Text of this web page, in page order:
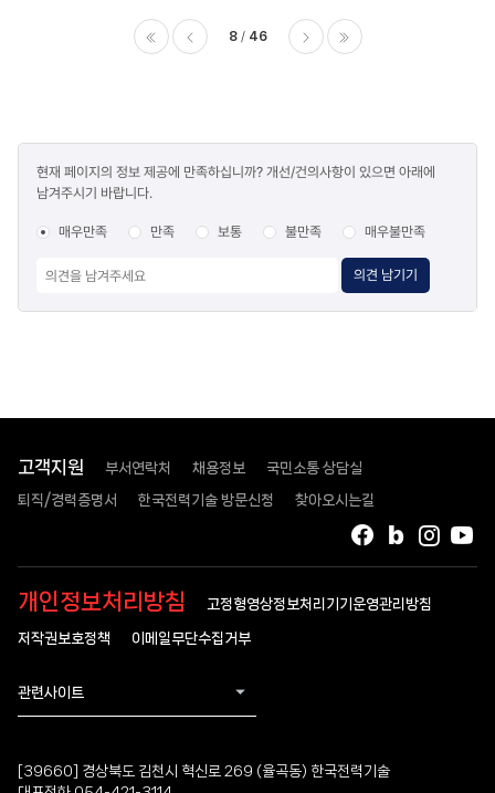
8 46
만족도
조사
현재 페이지의 정보 제공에 만족하십니까? 개선/건의사항이 있으면 아래에
남겨주시기 바랍니다.
매우만족 만족 보통 불만족 매우불만족
의견 남기기
고객지원 부서연락처 채용정보 국민소통 상담실
퇴직/경력증명서 한국전력기술 방문신청 찾아오시는길
인스
블로그
페이스북
개인정보처리방침 고정형영상정보처리기기운영관리방침
저작권보호정책 이메일무단수집거부
관련사이트
[39660] 경상북도 김천시 혁신로 269 (율곡동) 한국전력기술